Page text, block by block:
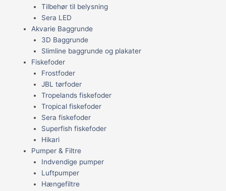
Tilbehør til belysning
Sera LED
Akvarie Baggrunde
3D Baggrunde
Slimline baggrunde og plakater
Fiskefoder
Frostfoder
JBL tørfoder
Tropelands fiskefoder
Tropical fiskefoder
Sera fiskefoder
Superfish fiskefoder
Hikari
Pumper & Filtre
Indvendige pumper
Luftpumper
Hængefiltre